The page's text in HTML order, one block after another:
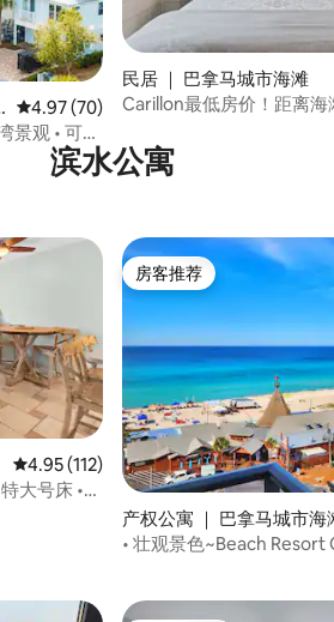
平均评分 4.97 分（满分 5 分），共 70
4.97 (70)
景观 • 可容
民居 ｜ 巴拿马城市海滩
Carillon最低房价！距离海
滨水公寓
平均评分 4.95 分（满分 5 分），共 112
4.95 (112)
大号床 •
房客推荐
房客推荐
产权公寓 ｜ 巴拿马城市海
• 壮观景色~Beach